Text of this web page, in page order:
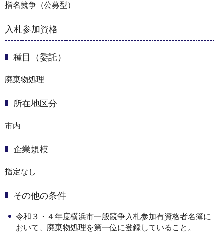
指名競争（公募型）
入札参加資格
種目（委託）
廃棄物処理
所在地区分
市内
企業規模
指定なし
その他の条件
令和３・４年度横浜市一般競争入札参加有資格者名簿に
おいて、廃棄物処理を第一位に登録していること。